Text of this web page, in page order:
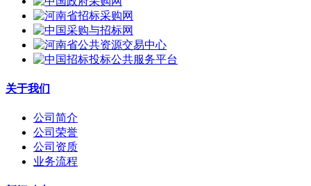
关于我们
公司简介
公司荣誉
公司资质
业务流程